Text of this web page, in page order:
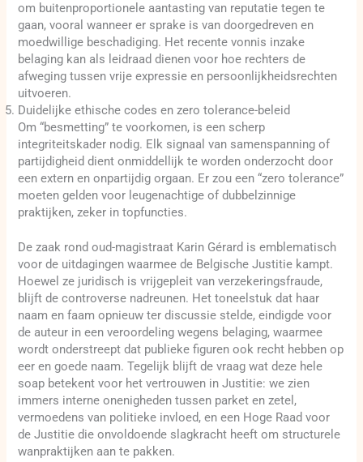
om buitenproportionele aantasting van reputatie tegen te
gaan, vooral wanneer er sprake is van doorgedreven en
moedwillige beschadiging. Het recente vonnis inzake
belaging kan als leidraad dienen voor hoe rechters de
afweging tussen vrije expressie en persoonlijkheidsrechten
uitvoeren.
Duidelijke ethische codes en zero tolerance-beleid
Om “besmetting” te voorkomen, is een scherp
integriteitskader nodig. Elk signaal van samenspanning of
partijdigheid dient onmiddellijk te worden onderzocht door
een extern en onpartijdig orgaan. Er zou een “zero tolerance”
moeten gelden voor leugenachtige of dubbelzinnige
praktijken, zeker in topfuncties.
De zaak rond oud-magistraat Karin Gérard is emblematisch
voor de uitdagingen waarmee de Belgische Justitie kampt.
Hoewel ze juridisch is vrijgepleit van verzekeringsfraude,
blijft de controverse nadreunen. Het toneelstuk dat haar
naam en faam opnieuw ter discussie stelde, eindigde voor
de auteur in een veroordeling wegens belaging, waarmee
wordt onderstreept dat publieke figuren ook recht hebben op
eer en goede naam. Tegelijk blijft de vraag wat deze hele
soap betekent voor het vertrouwen in Justitie: we zien
immers interne onenigheden tussen parket en zetel,
vermoedens van politieke invloed, en een Hoge Raad voor
de Justitie die onvoldoende slagkracht heeft om structurele
wanpraktijken aan te pakken.